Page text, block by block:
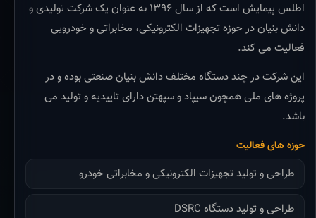
اطلس پیمایش است که از سال ۱۳۹۶ به عنوان یک شرکت تولیدی و
دانش بنیان در حوزه تجهیزات الکترونیکی، مخابراتی و خودرویی
فعالیت می کند.
این شرکت در چند دستگاه مختلف دانش بنیان صنعتی بوده و در
پروژه های ملی همچون سیپاد و سپهتن دارای تاییدیه و تولید می
باشد.
حوزه های فعالیت
طراحی و تولید تجهیزات الکترونیکی و مخابراتی خودرو
طراحی و تولید دستگاه DSRC